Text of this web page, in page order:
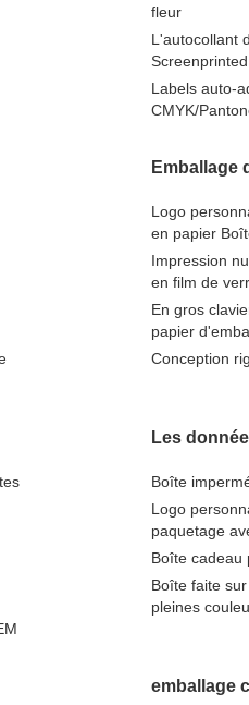
fleur
L'autocollant
Labels auto-
CMYK/
Emballage
Logo
en papier
Impression
en film de
En gros
papier
Conception
Les
Boîte
Logo
paquetage
Boîte cadeau
Boîte faite
pleines
emballage